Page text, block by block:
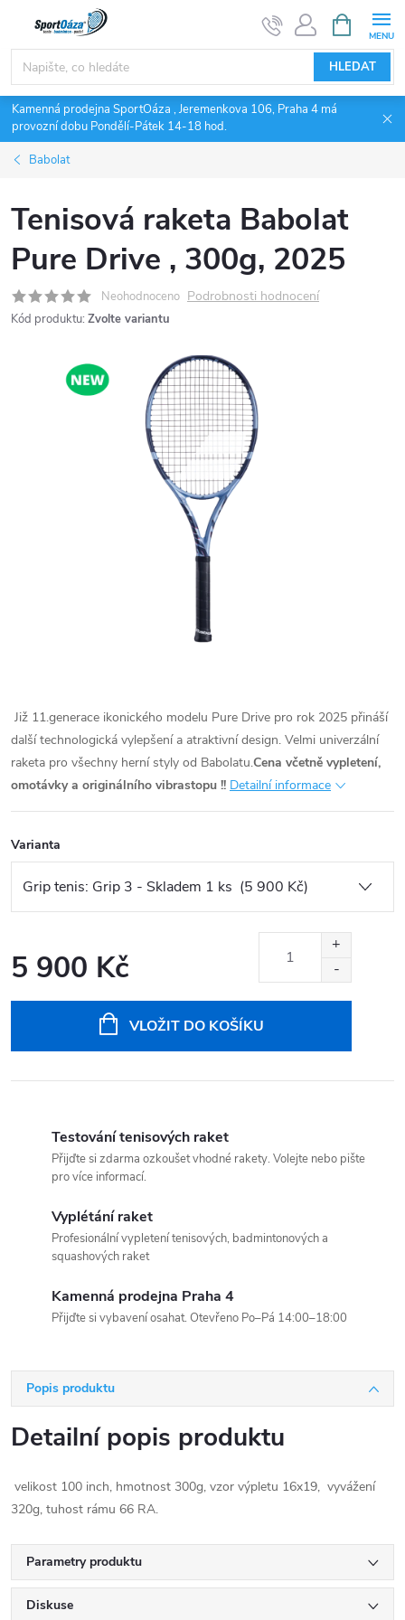
obsah
HLEDAT
NÁKUPNÍ
KOŠÍK
Kamenná prodejna SportOáza , Jeremenkova 106, Praha 4 má
provozní dobu Pondělí-Pátek 14-18 hod.
Babolat
Tenisová raketa Babolat
Pure Drive , 300g, 2025
Neohodnoceno Podrobnosti hodnocení
Kód produktu: Zvolte variantu
Již 11.generace ikonického modelu Pure Drive pro rok 2025 přináší
další technologická vylepšení a atraktivní design. Velmi univerzální
raketa pro všechny herní styly od Babolatu.Cena včetně vypletení,
omotávky a originálního vibrastopu !! Detailní informace
Varianta
5 900 Kč
VLOŽIT DO KOŠÍKU
Testování tenisových raket
Přijďte si zdarma ozkoušet vhodné rakety. Volejte nebo pište
pro více informací.
Vyplétání raket
Profesionální vypletení tenisových, badmintonových a
squashových raket
Kamenná prodejna Praha 4
Přijďte si vybavení osahat. Otevřeno Po–Pá 14:00–18:00
Popis produktu
Detailní popis produktu
velikost 100 inch, hmotnost 300g, vzor výpletu 16x19, vyvážení
320g, tuhost rámu 66 RA.
Parametry produktu
Diskuse